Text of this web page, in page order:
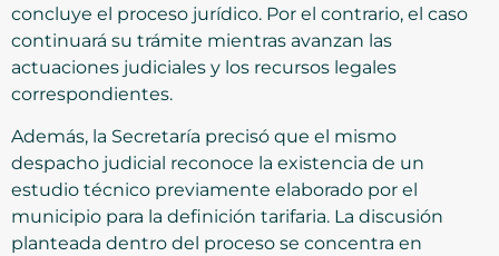
concluye el proceso jurídico. Por el contrario, el caso
continuará su trámite mientras avanzan las
actuaciones judiciales y los recursos legales
correspondientes.
Además, la Secretaría precisó que el mismo
despacho judicial reconoce la existencia de un
estudio técnico previamente elaborado por el
municipio para la definición tarifaria. La discusión
planteada dentro del proceso se concentra en